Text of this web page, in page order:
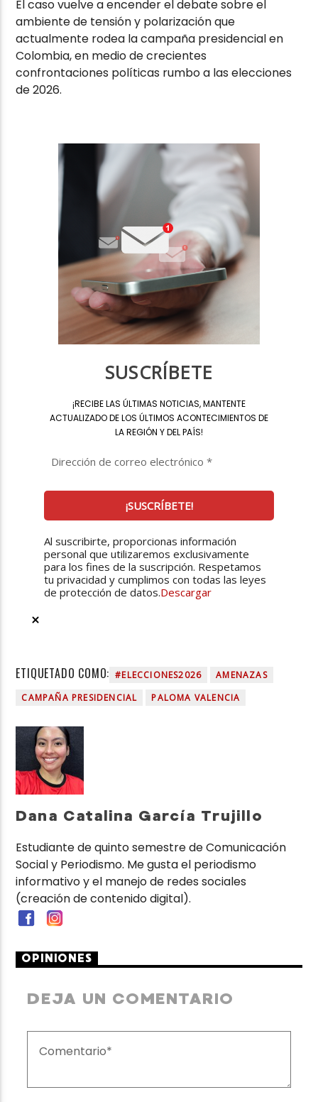
El caso vuelve a encender el debate sobre el
ambiente de tensión y polarización que
actualmente rodea la campaña presidencial en
Colombia, en medio de crecientes
confrontaciones políticas rumbo a las elecciones
de 2026.
SUSCRÍBETE
¡RECIBE LAS ÚLTIMAS NOTICIAS, MANTENTE
ACTUALIZADO DE LOS ÚLTIMOS ACONTECIMIENTOS DE
LA REGIÓN Y DEL PAÍS!
Al suscribirte, proporcionas información
personal que utilizaremos exclusivamente
para los fines de la suscripción. Respetamos
tu privacidad y cumplimos con todas las leyes
de protección de datos.Descargar
ETIQUETADO COMO: #ELECCIONES2026
AMENAZAS
CAMPAÑA PRESIDENCIAL
PALOMA VALENCIA
Dana Catalina García Trujillo
Estudiante de quinto semestre de Comunicación
Social y Periodismo. Me gusta el periodismo
informativo y el manejo de redes sociales
(creación de contenido digital).
OPINIONES
DEJA UN COMENTARIO